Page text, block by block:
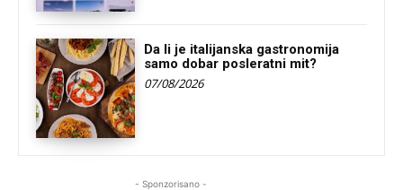
Da li je italijanska gastronomija
samo dobar posleratni mit?
07/08/2026
- Sponzorisano -